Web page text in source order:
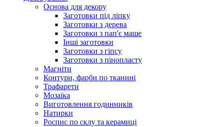
Основа для декору
Заготовки під ліпку
Заготовки з дерева
Заготовки з пап'є маше
Інші заготовки
Заготовки з гіпсу
Заготовки з пінопласту
Магніти
Контури, фарби по тканині
Трафарети
Мозаїка
Виготовлення годинників
Натирки
Роспис по склу та керамиці